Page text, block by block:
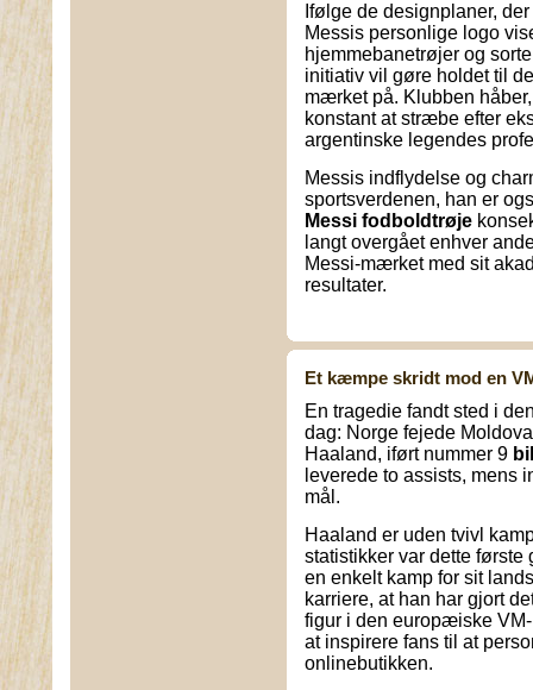
Ifølge de designplaner,
Messis personlige logo
hjemmebanetrøjer og
initiativ vil gøre holdet til
mærket på. Klubben
konstant at stræbe efter
argentinske legendes
Messis indflydelse og
sportsverdenen, han er
Messi fodboldtrøje
langt overgået enhver
Messi-mærket med sit
resultater.
Et kæmpe skridt mod en
En tragedie fandt sted i
dag: Norge fejede
Haaland, iført nummer 9
leverede to assists, mens
mål.
Haaland er uden tvivl
statistikker var dette
en enkelt kamp for sit
karriere, at han har gjort
figur i den europæiske
at inspirere fans til at
onlinebutikken.